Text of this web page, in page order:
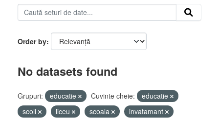
Order by
No datasets found
Grupuri: educatie Cuvinte cheie:
educatie
scoli
liceu scoala
invatamant